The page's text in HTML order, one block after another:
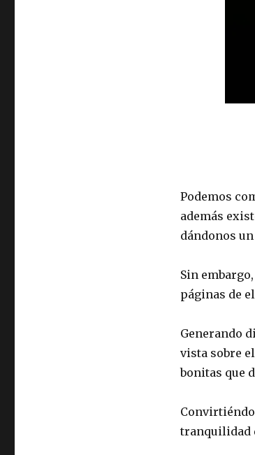
Podemos
además
dándonos
Sin
páginas de
Generando
vista sobre
bonitas que
tranquilidad